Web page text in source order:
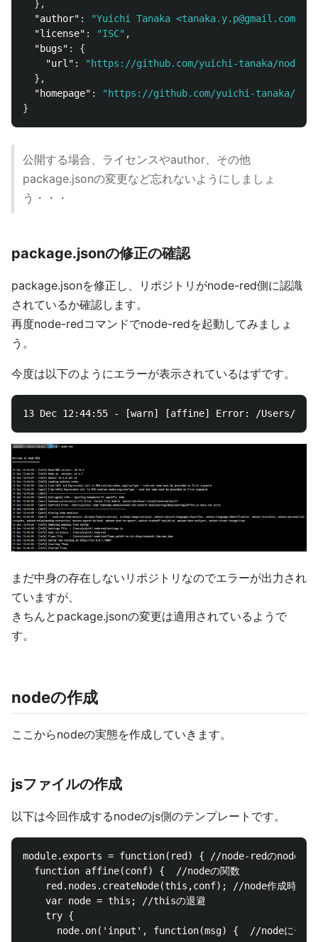
},
"author" : "Yuichi Tanaka <tanaka.y.p@gmail.com>"
"license" : "ISC" ,
"bugs" :
{
"url" :
"https://github.com/yuichi-tanaka/node-
},
"homepage" :
"https://github.com/yuichi-tanaka/
}
公開する場合、ライセンスやauthor、その他
package.jsonの変更など忘れないようにしましょ
う・・・
package.jsonの修正の確認
package.jsonを修正し、リポジトリがnode-red側に認識
されているか確認します。
再度node-redコマンドでnode-redを起動してみましょ
う。
今度は以下のようにエラーが表示されているはずです。
まだ中身の存在しないリポジトリなのでエラーが出力され
ていますが、
きちんとpackage.jsonの変更は適用されているようで
す。
nodeの作成
ここからnodeの実態を作成していきます。
jsファイルの作成
以下は今回作成するnodeのjs側のテンプレートです。
module.exports = function(red) { //node-redのnodeとして
  function affine(conf) {  //nodeの関数
red.nodes.createNode(this,conf); //node作成時の
    var node = this; //thisの退避
    try {
node.on('input', function(msg) {  //nodeにデー